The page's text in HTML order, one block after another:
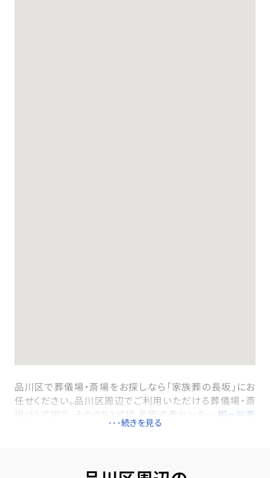
品川区で葬儀場・斎場をお探しなら「家族葬の長坂」にお
任せください。品川区周辺でご利用いただける葬儀場・斎
場は5式場で、そのうち1式場 長坂式典センター 桐ヶ谷斎
(東急目黒線「不動前駅」より徒歩7分)は一日一組貸切
り行えます。火葬は品川区・港区・目黒区・大田区・世田谷